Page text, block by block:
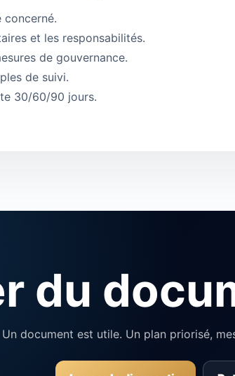
et les responsabilités.
de gouvernance.
de suivi.
30/60/90 jours.
du
Un document est utile. Un plan priorisé,